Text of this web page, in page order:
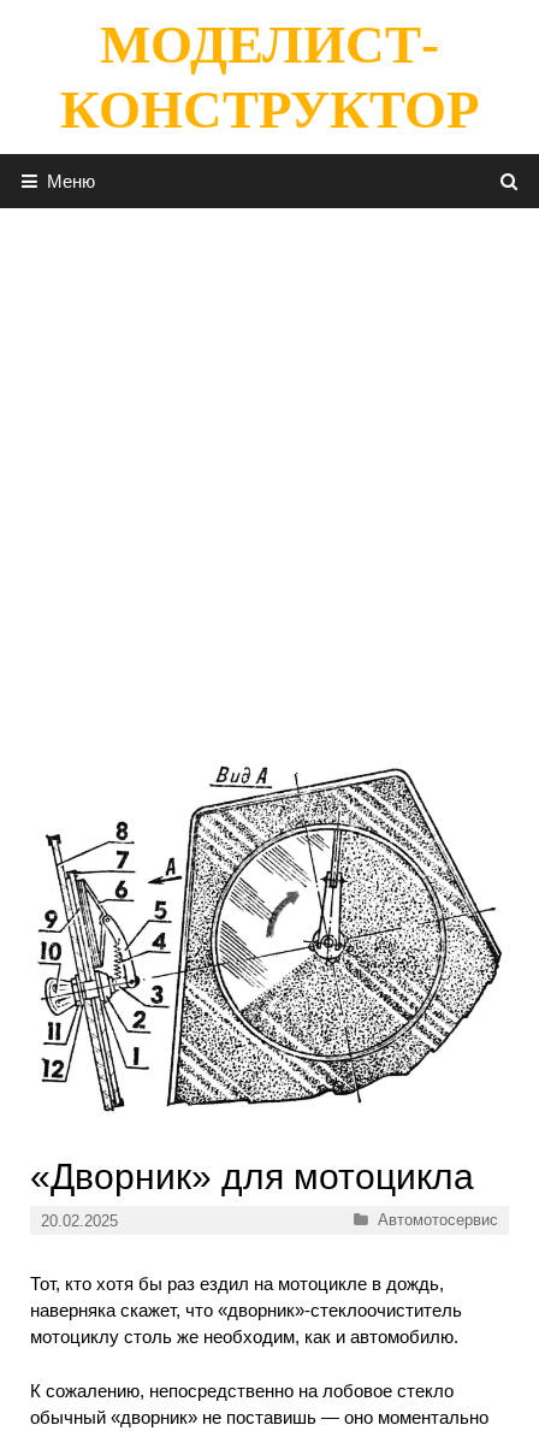
содержимомуМОДЕЛИСТ-
КОНСТРУКТОР
Меню
«Дворник» для мотоцикла
20.02.2025 Рубрики
Автомотосервис
Тот, кто хотя бы раз ездил на мотоцикле в дождь,
наверняка скажет, что «дворник»-стеклоочиститель
мотоциклу столь же необходим, как и автомобилю.
К сожалению, непосредственно на лобовое стекло
обычный «дворник» не поставишь — оно моментально